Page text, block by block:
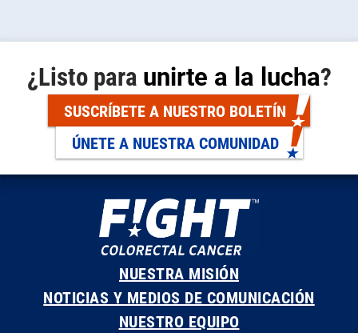
¿Listo para unirte a la lucha?
SUSCRÍBETE A NUESTRO BOLETÍN
ÚNETE A NUESTRA COMUNIDAD
NUESTRA MISIÓN
NOTICIAS Y MEDIOS DE COMUNICACIÓN
NUESTRO EQUIPO